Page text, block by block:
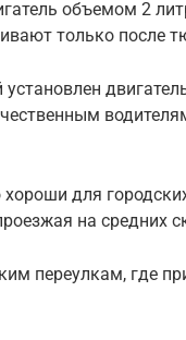
объемом 2
только после
для
на средних
переулкам, где